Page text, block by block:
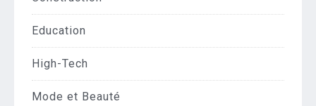
Education
High-Tech
Mode et Beauté